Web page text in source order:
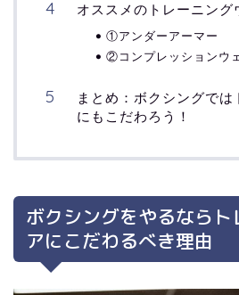
オススメのトレーニング
①アンダーアーマー
②コンプレッションウ
まとめ：ボクシングで
にもこだわろう！
ボクシングをやるならト
アにこだわるべき理由